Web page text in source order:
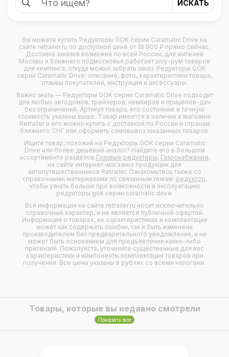
Вы можете купить Редукторы GOK серии Caramatic Drive на
сайте retrailer.ru по доступной цене от 18 900 ₽ прямо сейчас.
Доставка заказов возможна по всей России, для жителей
Москвы и ближнего подмосковья работает шоу-рум товаров
для кемпинга, откуда можно забрать заказ. Редукторы GOK
серии Caramatic Drive: описание, фото, характеристики товара,
отзывы покупателей, инструкция и аксессуары.
Важно знать — Редукторы GOK серии Caramatic Drive подходит
для любых автодомов, трейлеров, кемперов и прицепов-дач
без ограничений. Артикул товара, его состояние и точную
стоимость указаны выше. Товар имеется в наличии в магазине
Retrailer и его можно купить с доставкой по России и странам
ближнего СНГ или оформить самовывоз заказанных товаров.
Ищите товар, похожий на Редукторы GOK серии Caramatic
Drive или более дешёвый аналог? Найдите его в большом
ассортименте разделов Газовые редукторы, Газоснабжение,
на сайте интернет-магазина продукции для
автопутешественников Retrailer. Ознакомьтесь также со
справочными материалами по связанным темам: редуктор,
чтобы узнать больше про возможности и эксплуатацию
редукторы gok серии caramatic drive.
Вся информация на сайте retrailer.ru носит исключительно
справочный характер, и не является публичной офертой.
Информация о товарах, их характеристиках и комплектации
может как содержать ошибки, так и быть изменена
производителем без предварительного уведомления, и не
может быть основанием для предъявления каких-либо
претензий. Пожалуйста, уточняйте существенные для вас
характеристики и компоненты комплектации товаров при
получении. Все цены указаны в рублях со всеми налогами.
Товары, которые вы недавно смотрели
Показать все